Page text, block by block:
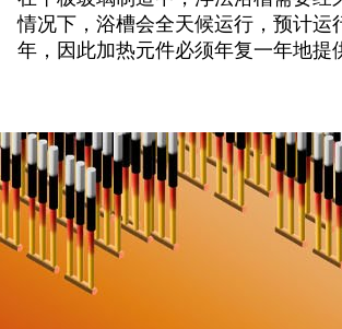
情况下，浴槽会全天候运行，预计运
年，因此加热元件必须年复一年地提